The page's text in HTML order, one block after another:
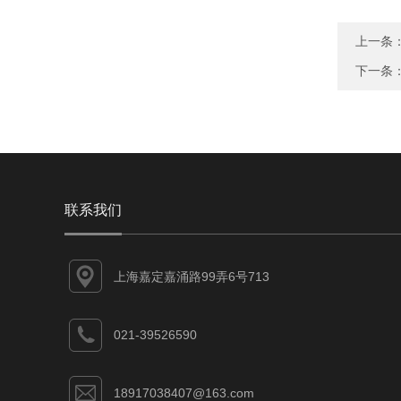
上一条：
下一条：
联系我们
上海嘉定嘉涌路99弄6号713
021-39526590
18917038407@163.com